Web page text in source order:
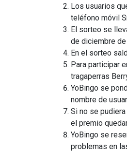
Los usuarios
teléfono móvil
El sorteo se
de diciembre
En el sorteo
Para participar
tragaperras
YoBingo se
nombre de
Si no se
el premio
YoBingo se
problemas en